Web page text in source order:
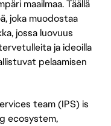
maailmaa. Täällä
joka muodostaa
jossa luovuus
ja ideoilla
pelaamisen
team (IPS) is
ecosystem,